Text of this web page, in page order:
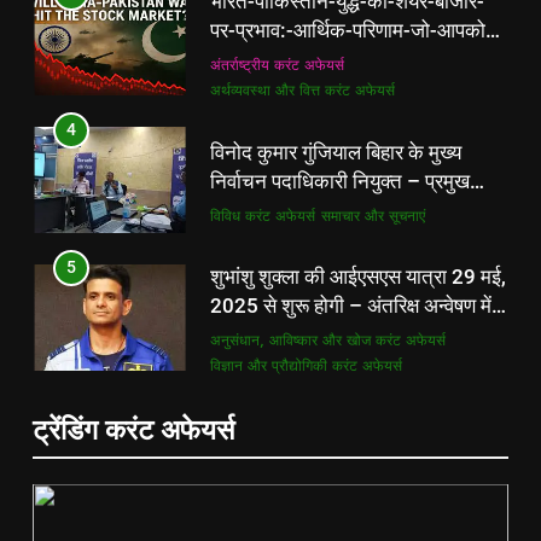
पर-प्रभाव:-आर्थिक-परिणाम-जो-आपको-
अवश्य-जानने-चाहिए
अंतर्राष्ट्रीय करंट अफेयर्स
अर्थव्यवस्था और वित्त करंट अफेयर्स
4
विनोद कुमार गुंजियाल बिहार के मुख्य
निर्वाचन पदाधिकारी नियुक्त – प्रमुख
अपडेट
विविध करंट अफेयर्स समाचार और सूचनाएं
5
शुभांशु शुक्ला की आईएसएस यात्रा 29 मई,
2025 से शुरू होगी – अंतरिक्ष अन्वेषण में
भारत की बढ़ती भूमिका
अनुसंधान, आविष्कार और खोज करंट अफेयर्स
विज्ञान और प्रौद्योगिकी करंट अफेयर्स
इंडसइंड बैंक के सीईओ सुमंत कठपालिया ने
₹2,000 करोड़ डेरिवेटिव अकाउंटिंग लैप्स
के बीच इस्तीफा दिया – बैंकिंग क्षेत्र
बैंकिंग करंट अफेयर्स राष्ट्रीय करंट अफेयर्स
ट्रेंडिंग करंट अफेयर्स